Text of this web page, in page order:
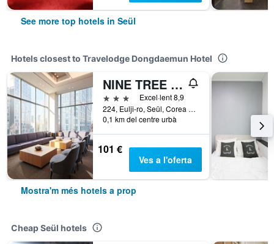
See more top hotels in Seül
Hotels closest to Travelodge Dongdaemun Hotel
NINE TREE BY PARNAS SEOUL DONGDAEMUN
3 estrellesExcel·lent 8,9
224, Eulji-ro, Seül, Corea del Sud
0,1 km del centre urbà
101 €
Ves a l'oferta
Mostra'm més hotels a prop
Cheap Seül hotels